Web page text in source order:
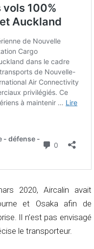
2020, Aircalin avait
et Osaka afin de
Il n’est pas envisagé
le transporteur.